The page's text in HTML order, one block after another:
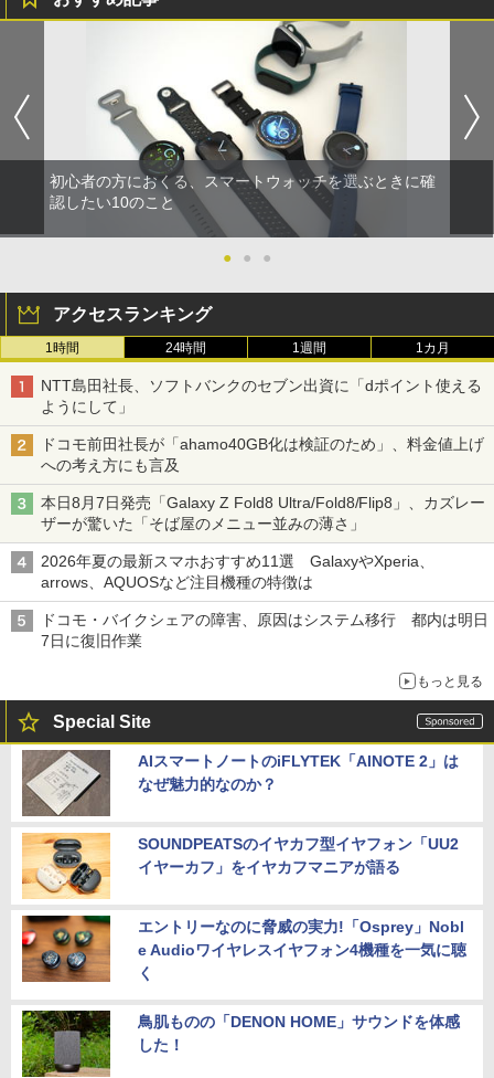
初心者の方におくる、スマートウォッチを選ぶときに確
認したい10のこと
● ● ●
アクセスランキング
1時間 24時間 1週間 1カ月
NTT島田社長、ソフトバンクのセブン出資に「dポイント使える
ようにして」
ドコモ前田社長が「ahamo40GB化は検証のため」、料金値上げ
への考え方にも言及
本日8月7日発売「Galaxy Z Fold8 Ultra/Fold8/Flip8」、カズレー
ザーが驚いた「そば屋のメニュー並みの薄さ」
2026年夏の最新スマホおすすめ11選 GalaxyやXperia、
arrows、AQUOSなど注目機種の特徴は
ドコモ・バイクシェアの障害、原因はシステム移行 都内は明日
7日に復旧作業
もっと見る
Special Site
AIスマートノートのiFLYTEK「AINOTE 2」は
なぜ魅力的なのか？
SOUNDPEATSのイヤカフ型イヤフォン「UU2
イヤーカフ」をイヤカフマニアが語る
エントリーなのに脅威の実力!「Osprey」Nobl
e Audioワイヤレスイヤフォン4機種を一気に聴
く
鳥肌ものの「DENON HOME」サウンドを体感
した！